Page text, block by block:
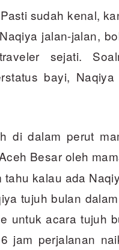
sudah kenal,
jalan-jalan,
sejati.
bayi,
di dalam perut
Besar oleh
tahu kalau ada
tujuh bulan
untuk acara tujuh
jam perjalanan